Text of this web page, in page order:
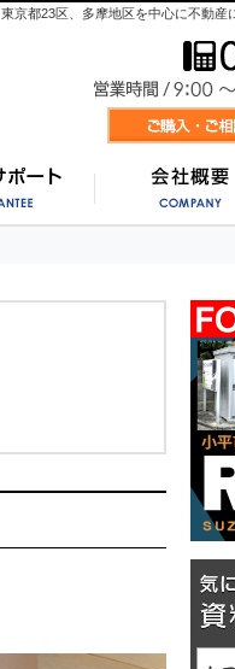
東京都23区、多摩地区を中心に不動